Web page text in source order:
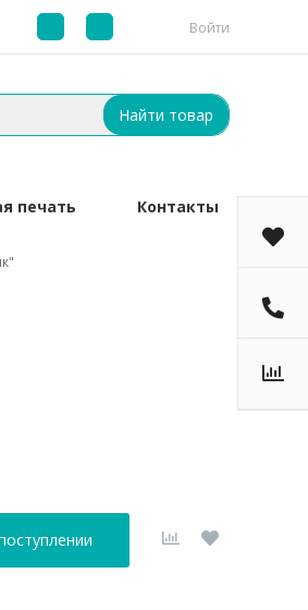
Войти
Найти товар
печать Контакты